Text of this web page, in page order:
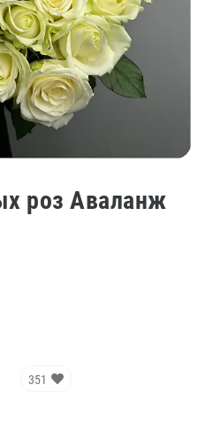
роз Аваланж
351